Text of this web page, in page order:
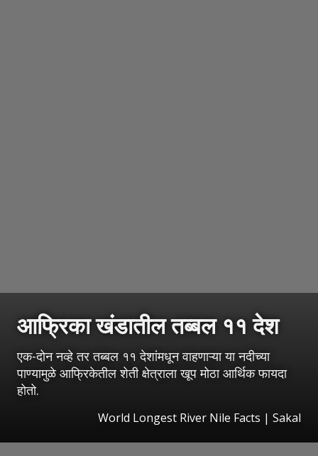
आफ्रिका खंडातील तब्बल ११ देश
एक-दोन नव्हे तर तब्बल ११ देशांमधून वाहणाऱ्या या नदीच्या
पाण्यामुळे आफ्रिकेतील शेती क्षेत्राला खूप मोठा आर्थिक फायदा
होतो.
World Longest River Nile Facts | Sakal